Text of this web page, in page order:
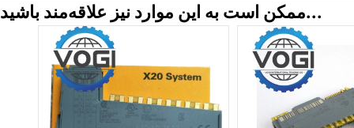
ممکن است به این موارد نیز علاقه‌مند باشید...